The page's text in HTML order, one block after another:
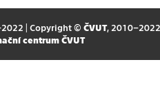
| Copyright © ČVUT, 2010–2022
centrum ČVUT